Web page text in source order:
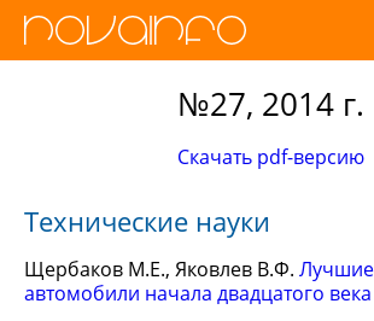
№27, 2014 г.
Скачать pdf-версию
Технические науки
Щербаков М.Е., Яковлев В.Ф.
автомобили начала двадцатого века